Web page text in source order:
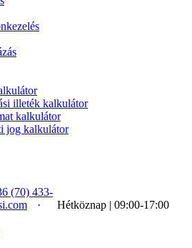
illeték kalkulátor
kalkulátor
jog kalkulátor
(70) 433-
·
Hétköznap | 09:00-17:00